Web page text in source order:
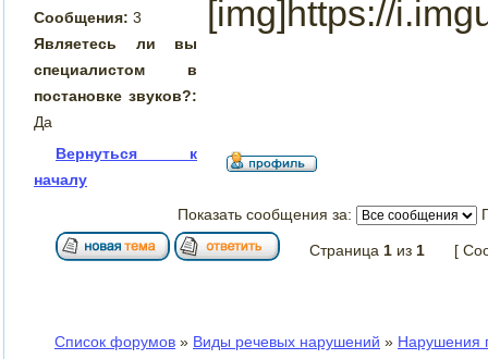
Сообщения: 3
Являетесь ли вы
специалистом в
постановке звуков?:
Да
[img]https://
Вернуться к
началу
Показать сообщения за:
Страница 1 из 1 [
Список форумов » Виды речевых нарушений » Нарушения